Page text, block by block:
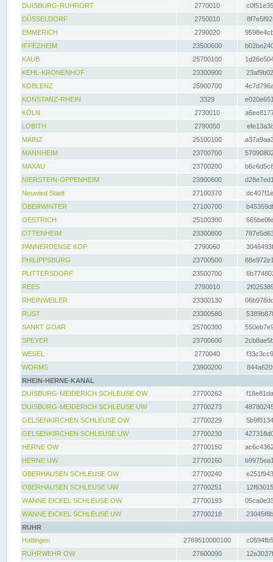
DUISBURG-RUHRORT
2770010
DÜSSELDORF
2750010
EMMERICH
2790020
IFFEZHEIM
23500600
KAUB
25700100
KEHL-KRONENHOF
23300900
KOBLENZ
25900700
KONSTANZ-RHEIN
3329
KÖLN
2730010
LOBITH
2790050
MAINZ
25100100
MANNHEIM
23700700
MAXAU
23700200
NIERSTEIN-OPPENHEIM
23900600
Neuwied Stadt
27100370
OBERWINTER
27100700
OESTRICH
25100300
OTTENHEIM
23300800
PANNERDENSE KOP
2790060
PHILIPPSBURG
23700500
PLITTERSDORF
23500700
REES
2790010
RHEINWEILER
23300130
RUST
23300580
SANKT GOAR
25700300
SPEYER
23700600
WESEL
2770040
WORMS
23900200
RHEIN-HERNE-KANAL
DUISBURG-MEIDERICH SCHLEUSE OW
27700262
DUISBURG-MEIDERICH SCHLEUSE UW
27700273
GELSENKIRCHEN SCHLEUSE OW
27700229
GELSENKIRCHEN SCHLEUSE UW
27700230
HERNE OW
27700150
HERNE UW
27700160
OBERHAUSEN SCHLEUSE OW
27700240
OBERHAUSEN SCHLEUSE UW
27700251
WANNE EICKEL SCHLEUSE OW
27700193
WANNE EICKEL SCHLEUSE UW
27700218
RUHR
Hattingen
2769510000100
RUHRWEHR OW
27600090